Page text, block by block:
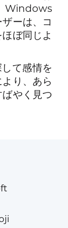
Windows
ーは、コ
ぼ同じよ
て感情を
り、あら
やく見つ